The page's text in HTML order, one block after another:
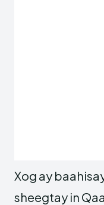
Xog ay
sheegtay in